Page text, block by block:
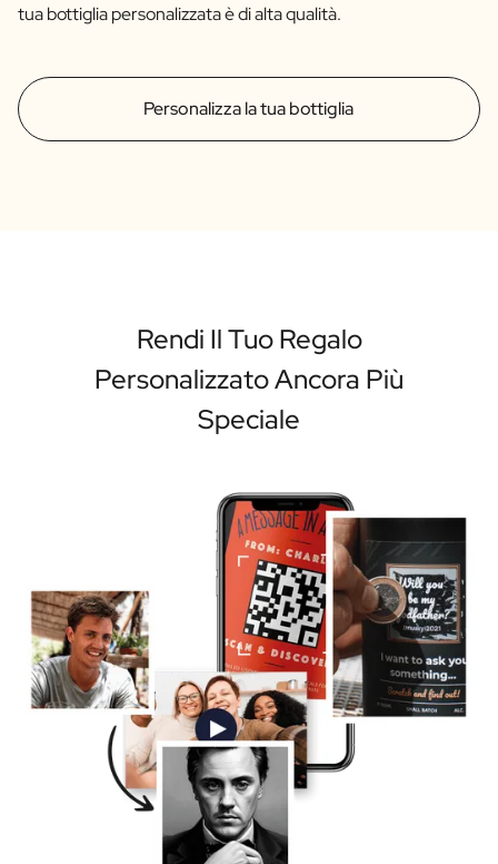
Personalizza la tua bottiglia
tua bottiglia personalizzata è di alta qualità.
Rendi Il Tuo Regalo
Personalizzato Ancora Più
Speciale